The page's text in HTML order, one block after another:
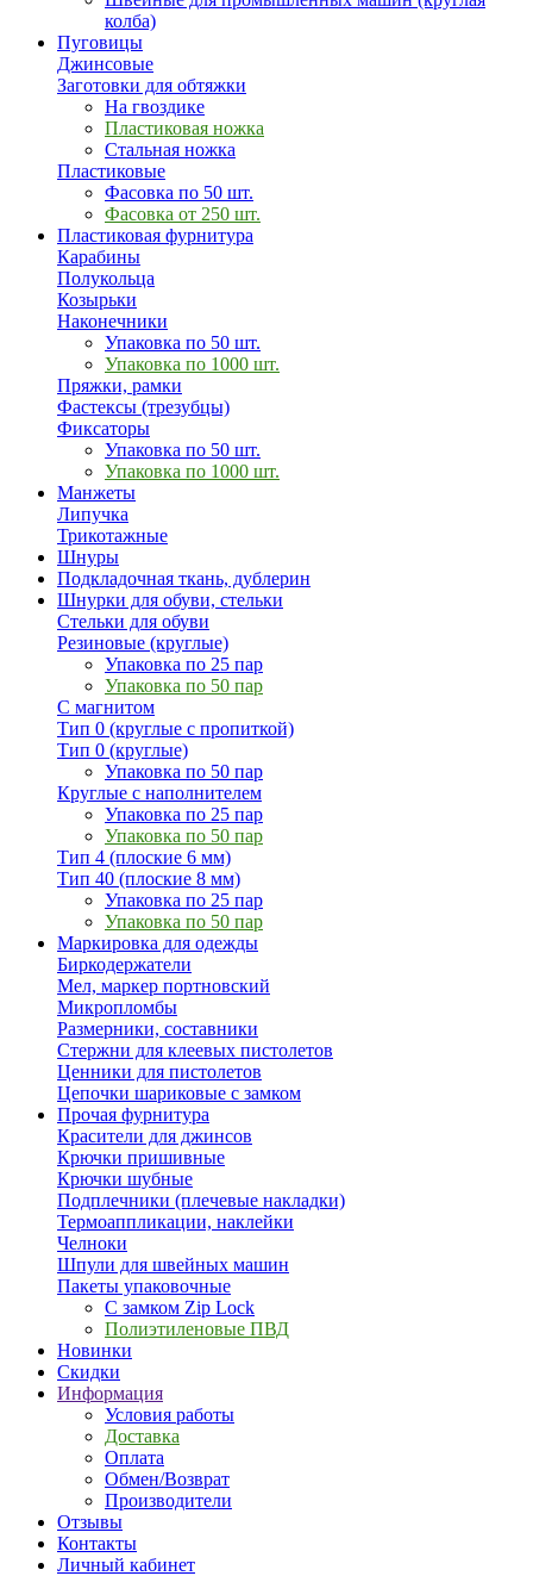
колба)
Пуговицы
Джинсовые
Заготовки для обтяжки
На гвоздике
Пластиковая ножка
Стальная ножка
Пластиковые
Фасовка по 50 шт.
Фасовка от 250 шт.
Пластиковая фурнитура
Карабины
Полукольца
Козырьки
Наконечники
Упаковка по 50 шт.
Упаковка по 1000 шт.
Пряжки, рамки
Фастексы (трезубцы)
Фиксаторы
Упаковка по 50 шт.
Упаковка по 1000 шт.
Манжеты
Липучка
Трикотажные
Шнуры
Подкладочная ткань, дублерин
Шнурки для обуви, стельки
Стельки для обуви
Резиновые (круглые)
Упаковка по 25 пар
Упаковка по 50 пар
С магнитом
Тип 0 (круглые с пропиткой)
Тип 0 (круглые)
Упаковка по 50 пар
Круглые с наполнителем
Упаковка по 25 пар
Упаковка по 50 пар
Тип 4 (плоские 6 мм)
Тип 40 (плоские 8 мм)
Упаковка по 25 пар
Упаковка по 50 пар
Маркировка для одежды
Биркодержатели
Мел, маркер портновский
Микропломбы
Размерники, составники
Стержни для клеевых пистолетов
Ценники для пистолетов
Цепочки шариковые с замком
Прочая фурнитура
Красители для джинсов
Крючки пришивные
Крючки шубные
Подплечники (плечевые накладки)
Термоаппликации, наклейки
Челноки
Шпули для швейных машин
Пакеты упаковочные
С замком Zip Lock
Полиэтиленовые ПВД
Новинки
Скидки
Информация
Условия работы
Доставка
Оплата
Обмен/Возврат
Производители
Отзывы
Контакты
Личный кабинет